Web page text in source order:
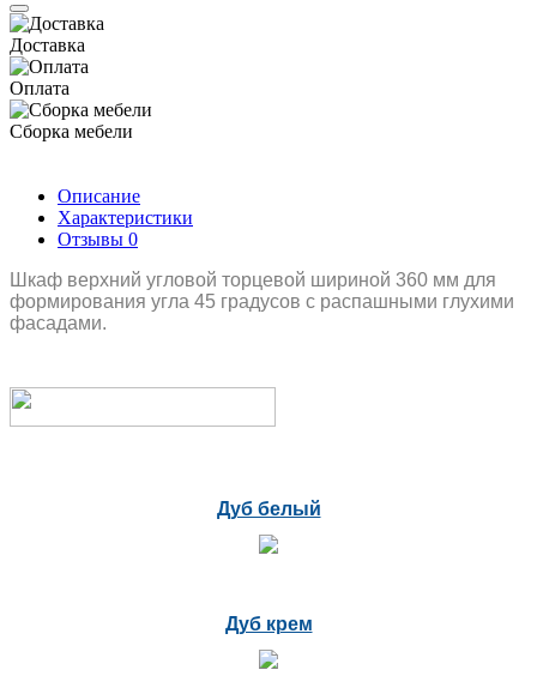
Доставка
Оплата
Сборка мебели
Описание
Характеристики
Отзывы 0
Шкаф верхний угловой торцевой шириной 360 мм для
формирования угла 45 градусов с распашными глухими
фасадами.
Дуб белый
Дуб крем